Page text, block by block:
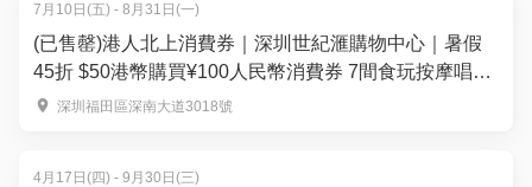
7月10日(五) - 8月31日(一)
(已售罄)港人北上消費券｜深圳世紀滙購物中心｜暑假
45折 $50港幣購買¥100人民幣消費券 7間食玩按摩唱K
熱門店 週末可用｜暑假北上好去處
深圳福田區深南大道3018號
4月17日(四) - 9月30日(三)